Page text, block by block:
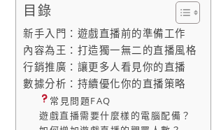
目錄
新手入門：遊戲直播前的準備工作
內容為王：打造獨一無二的直播風格
行銷推廣：讓更多人看見你的直播
數據分析：持續優化你的直播策略
常見問題FAQ
遊戲直播需要什麼樣的電腦配備？